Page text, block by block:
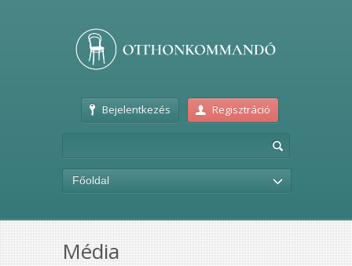
Bejelentkezés Regisztráció
Főoldal
Média